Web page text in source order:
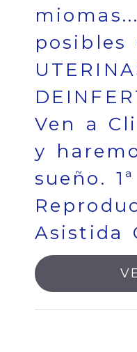
posibles
Ven a
y
sueño.
Asistida